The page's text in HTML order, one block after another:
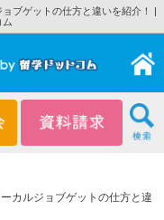
ブゲットの仕方と違いを紹介！ |
ム
カルジョブゲットの仕方と違